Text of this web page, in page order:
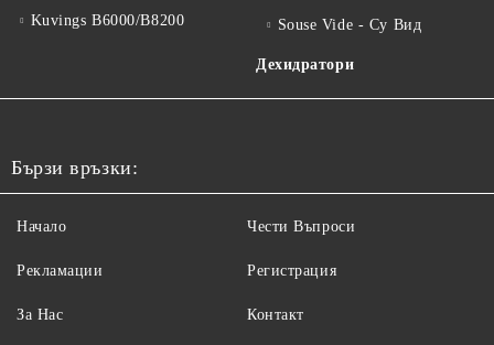
Kuvings B6000/B8200 Souse Vide - Су Вид
Дехидратори
Бързи връзки:
Начало
Рекламации
За Нас
Чести Въпроси
Регистрация
Контакт